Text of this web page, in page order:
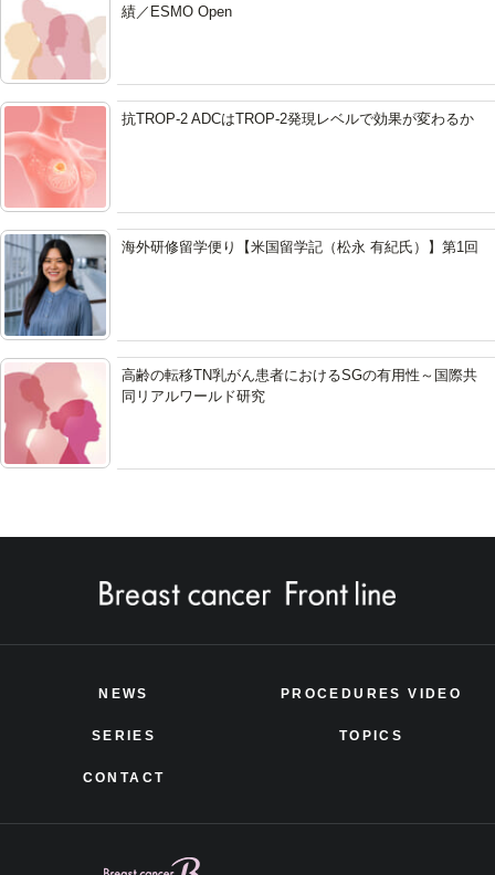
績／ESMO Open
抗TROP-2 ADCはTROP-2発現レベルで効果が変わるか
海外研修留学便り【米国留学記（松永 有紀氏）】第1回
高齢の転移TN乳がん患者におけるSGの有用性～国際共
同リアルワールド研究
NEWS PROCEDURES VIDEO
SERIES TOPICS
CONTACT